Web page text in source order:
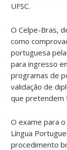
UFSC.
O Celpe-Bras,
como
portuguesa
para ingresso
programas de
validação de
que pretendem
O exame para
Língua
procedimento